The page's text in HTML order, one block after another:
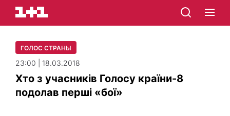
ГОЛОС СТРАНЫ
23:00 | 18.03.2018
Хто з учасників Голосу країни-8
подолав перші «бої»